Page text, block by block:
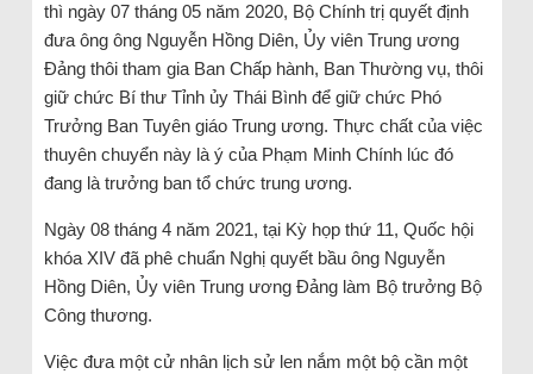
thì ngày 07 tháng 05 năm 2020, Bộ Chính trị quyết định
đưa ông ông Nguyễn Hồng Diên, Ủy viên Trung ương
Đảng thôi tham gia Ban Chấp hành, Ban Thường vụ, thôi
giữ chức Bí thư Tỉnh ủy Thái Bình để giữ chức Phó
Trưởng Ban Tuyên giáo Trung ương. Thực chất của việc
thuyên chuyển này là ý của Phạm Minh Chính lúc đó
đang là trưởng ban tổ chức trung ương.
Ngày 08 tháng 4 năm 2021, tại Kỳ họp thứ 11, Quốc hội
khóa XIV đã phê chuẩn Nghị quyết bầu ông Nguyễn
Hồng Diên, Ủy viên Trung ương Đảng làm Bộ trưởng Bộ
Công thương.
Việc đưa một cử nhân lịch sử len nắm một bộ cần một